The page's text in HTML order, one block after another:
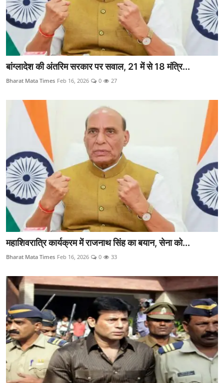
बांग्लादेश की अंतरिम सरकार पर सवाल, 21 में से 18 मंत्रि...
Bharat Mata Times Feb 16, 2026 0 27
महाशिवरात्रि कार्यक्रम में राजनाथ सिंह का बयान, सेना को...
Bharat Mata Times Feb 16, 2026 0 33